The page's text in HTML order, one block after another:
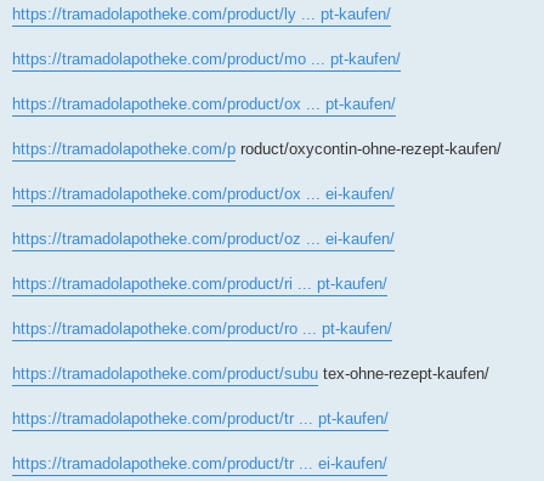
https://tramadolapotheke.com/product/ly ... pt-kaufen/
https://tramadolapotheke.com/product/mo ... pt-kaufen/
https://tramadolapotheke.com/product/ox ... pt-kaufen/
https://tramadolapotheke.com/p roduct/oxycontin-ohne-rezept-kaufen/
https://tramadolapotheke.com/product/ox ... ei-kaufen/
https://tramadolapotheke.com/product/oz ... ei-kaufen/
https://tramadolapotheke.com/product/ri ... pt-kaufen/
https://tramadolapotheke.com/product/ro ... pt-kaufen/
https://tramadolapotheke.com/product/subu tex-ohne-rezept-kaufen/
https://tramadolapotheke.com/product/tr ... pt-kaufen/
https://tramadolapotheke.com/product/tr ... ei-kaufen/